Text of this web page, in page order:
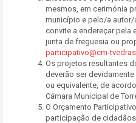
mesmos, em cerimónia
município e pelo/a
convite a endereçar pela
junta de freguesia ou
participativo@cm-
Os projetos resultantes
deverão ser
ou equivalente, de
Câmara Municipal de
O Orçamento
participação de